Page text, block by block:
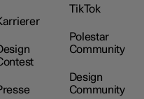
TikTok
Polestar
Community
Design
Community